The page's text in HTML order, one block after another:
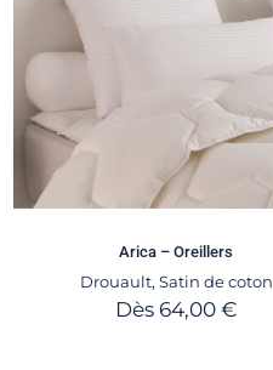
Arica – Oreillers
Drouault, Satin de coton
Dès 64,00€